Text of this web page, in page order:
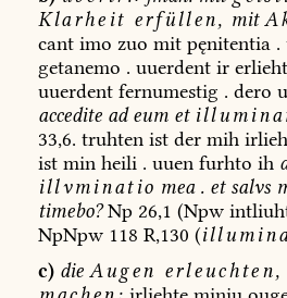
Klarheit erfüllen, mit
cantimo zuo mitpęnitentia.
getanemo . uuerdentir
uuerdentfernumestig . dero
accediteadeumet
33,6. truhtenistdermih
istminheili. uuenfurhto ih
illvminatio mea. etsalvs
timebo?Np26,1 (Npw
NpNpw118 R,130 (
c) die Augen erleuchten,